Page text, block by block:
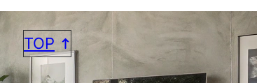
TOP
DERNIERS ARTICLES